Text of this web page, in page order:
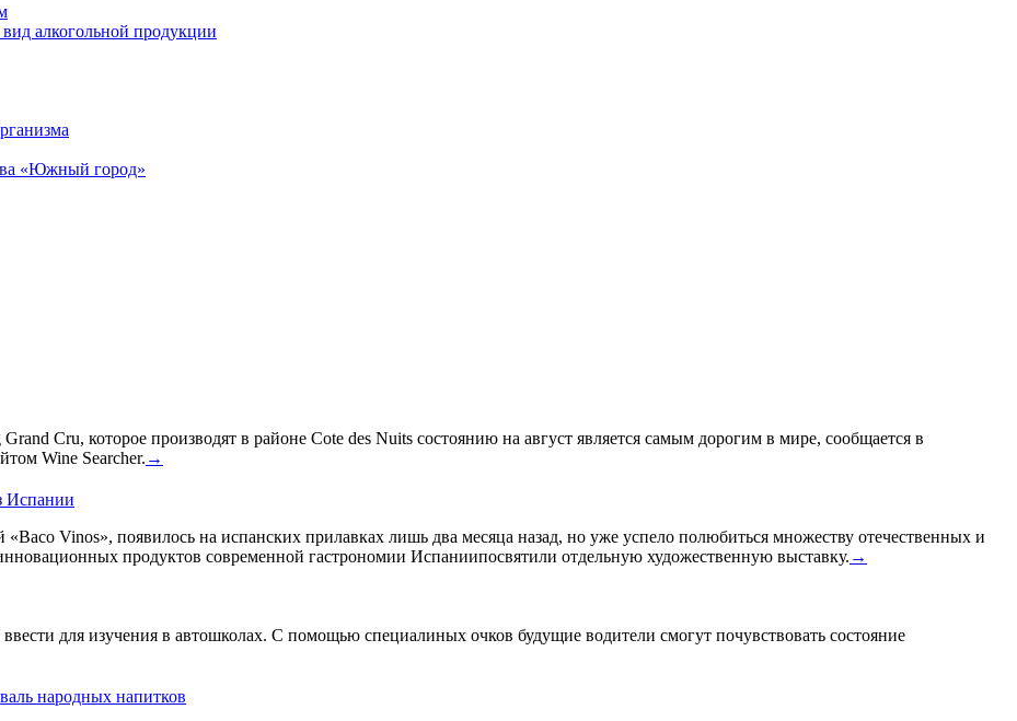
алкогольной продукции
«Южный город»
Cru, которое производят в районе Cote des Nuits состоянию на август является самым дорогим в мире, сообщается в
Wine Searcher. →
Испании
Vinos», появилось на испанских прилавках лишь два месяца назад, но уже успело полюбиться множеству отечественных и
продуктов современной гастрономии Испаниипосвятили отдельную художественную выставку. →
для изучения в автошколах. С помощью специалиных очков будущие водители смогут почувствовать состояние
народных напитков